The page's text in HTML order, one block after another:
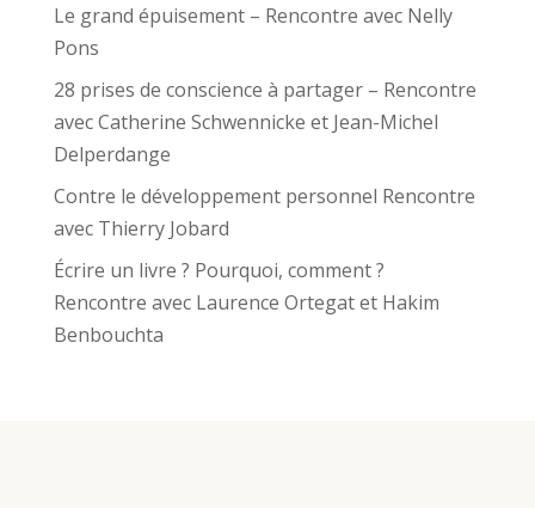
Le grand épuisement – Rencontre avec Nelly
Pons
28 prises de conscience à partager – Rencontre
avec Catherine Schwennicke et Jean-Michel
Delperdange
Contre le développement personnel Rencontre
avec Thierry Jobard
Écrire un livre ? Pourquoi, comment ?
Rencontre avec Laurence Ortegat et Hakim
Benbouchta